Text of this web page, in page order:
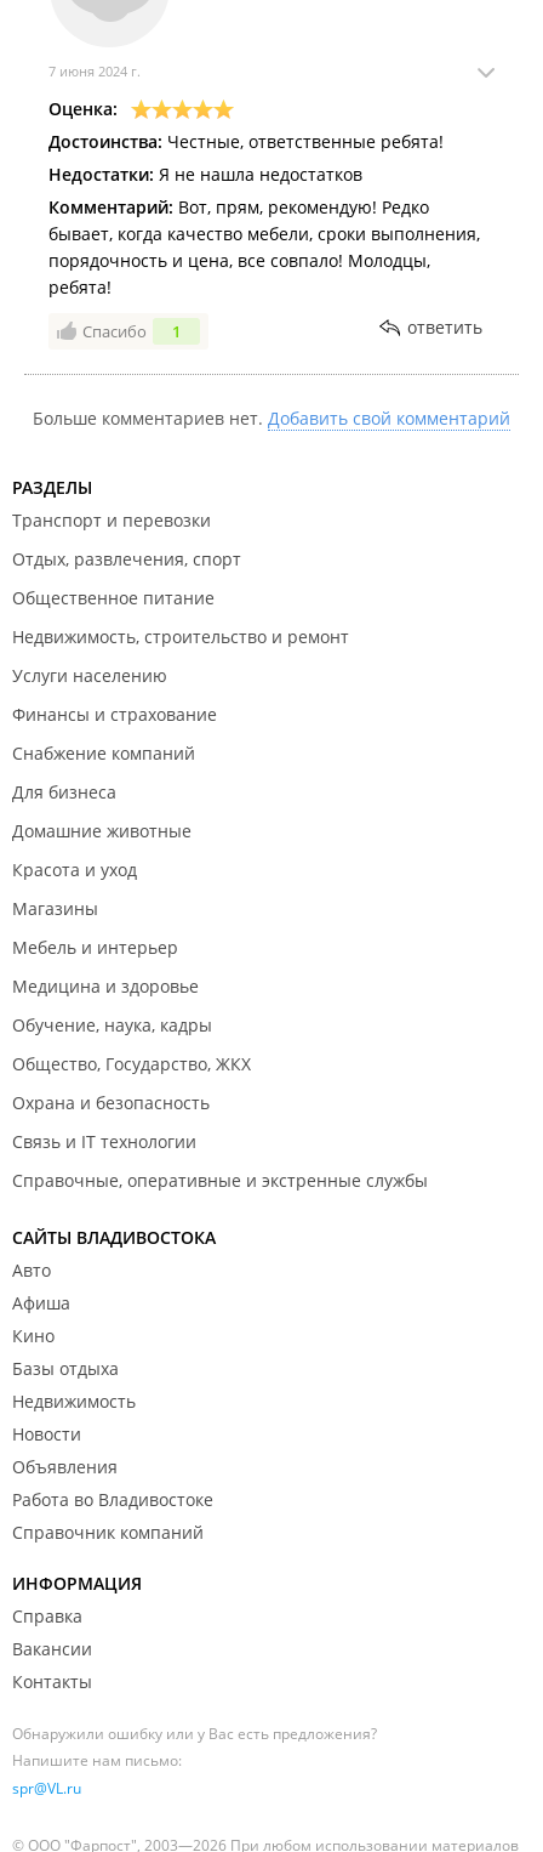
7 июня 2024 г.
Оценка:
Достоинства: Честные, ответственные ребята!
Недостатки: Я не нашла недостатков
Комментарий: Вот, прям, рекомендую! Редко
бывает, когда качество мебели, сроки выполнения,
порядочность и цена, все совпало! Молодцы,
ребята!
Спасибо 1 ответить
Больше комментариев нет. Добавить свой комментарий
РАЗДЕЛЫ
Транспорт и перевозки
Отдых, развлечения, спорт
Общественное питание
Недвижимость, строительство и ремонт
Услуги населению
Финансы и страхование
Снабжение компаний
Для бизнеса
Домашние животные
Красота и уход
Магазины
Мебель и интерьер
Медицина и здоровье
Обучение, наука, кадры
Общество, Государство, ЖКХ
Охрана и безопасность
Связь и IT технологии
Справочные, оперативные и экстренные службы
САЙТЫ ВЛАДИВОСТОКА
Авто
Афиша
Кино
Базы отдыха
Недвижимость
Новости
Объявления
Работа во Владивостоке
Справочник компаний
ИНФОРМАЦИЯ
Справка
Вакансии
Контакты
Обнаружили ошибку или у Вас есть предложения?
Напишите нам письмо:
spr@VL.ru
© ООО "Фарпост", 2003—2026 При любом использовании материалов